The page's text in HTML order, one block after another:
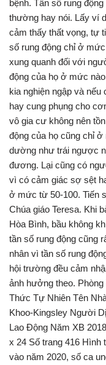
bệnh. Tần số rung
thường hay nói. Lấy ví
cảm thấy thất vọng, tự
số rung động chỉ ở
xung quanh đối với
động của họ ở mức
kia nghiện ngập và
hay cung phụng cho
vô gia cư không nên
động của họ cũng chỉ
dường như trái ngược
đương. Lại cũng có
vì có cảm giác sợ sệt
ở mức từ 50-100. Tiến
Chúa giáo Teresa. Khi
Hòa Bình, bầu không
tần số rung động cũng
nhân vì tần số rung
hội trường đều cảm
ảnh hưởng theo.
Thức Tự Nhiên Tên
Khoo-Kingsley Người
Lao Động Năm XB
x 24 Số trang 416
vào năm 2020, số ca